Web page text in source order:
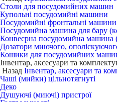
Столи для посудомийних машин
Купольні посудомийні машини
Посудомийні фронтальні машини
Посудомийна машина для бару
Конвеєрна посудомийна машина
Дозатори миючого,
Кошики для посудомийних
Інвентар, аксесуари та
Назад Інвентар, аксесуари та
Чаші (мийки) цільнотягнуті
Деко
Душуючі (миючі) пристрої